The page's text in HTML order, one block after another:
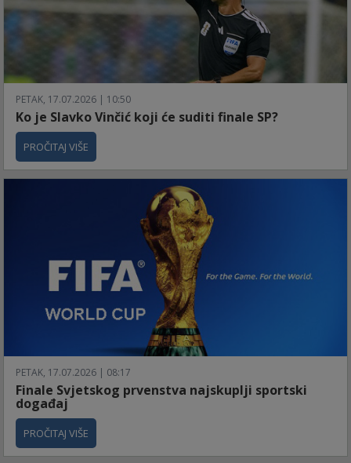
PETAK, 17.07.2026 | 10:50
Ko je Slavko Vinčić koji će suditi finale SP?
PROČITAJ VIŠE
PETAK, 17.07.2026 | 08:17
Finale Svjetskog prvenstva najskuplji sportski
događaj
PROČITAJ VIŠE